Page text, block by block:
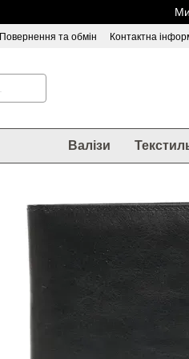
Повернення та обмін
Контактна
Валізи